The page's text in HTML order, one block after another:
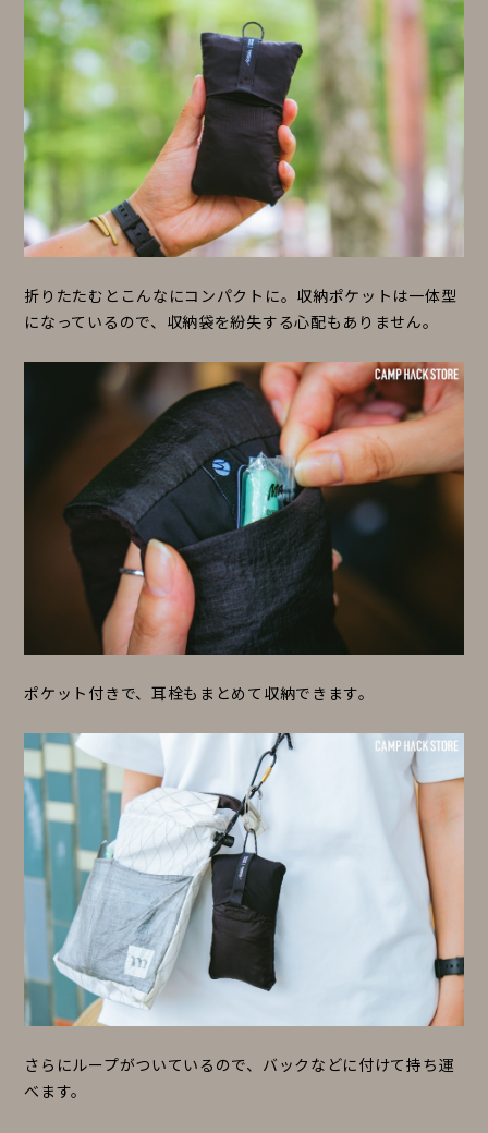
折りたたむとこんなにコンパクトに。収納ポケットは一体型
になっているので、収納袋を紛失する心配もありません。
ポケット付きで、耳栓もまとめて収納できます。
さらにループがついているので、バックなどに付けて持ち運
べます。